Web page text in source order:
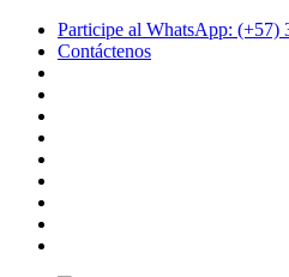
Participe al WhatsApp: (+57)
Contáctenos